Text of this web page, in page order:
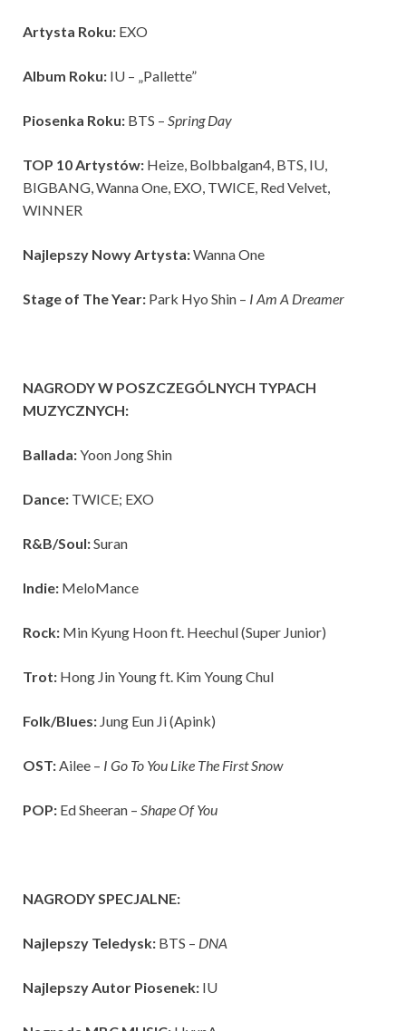
Artysta Roku: EXO
Album Roku: IU – „Pallette”
Piosenka Roku: BTS – Spring Day
TOP 10 Artystów: Heize, Bolbbalgan4, BTS, IU,
BIGBANG, Wanna One, EXO, TWICE, Red Velvet,
WINNER
Najlepszy Nowy Artysta:Wanna One
Stage of The Year: Park Hyo Shin – I Am A Dreamer
NAGRODY W POSZCZEGÓLNYCH TYPACH
MUZYCZNYCH:
Ballada:Yoon Jong Shin
Dance: TWICE; EXO
R&B/Soul:Suran
Indie: MeloMance
Rock: Min Kyung Hoon ft. Heechul (Super Junior)
Trot: Hong Jin Young ft. Kim Young Chul
Folk/Blues: Jung Eun Ji (Apink)
OST:Ailee – I Go To You Like The First Snow
POP: Ed Sheeran – Shape Of You
NAGRODY SPECJALNE:
Najlepszy Teledysk: BTS – DNA
Najlepszy Autor Piosenek: IU